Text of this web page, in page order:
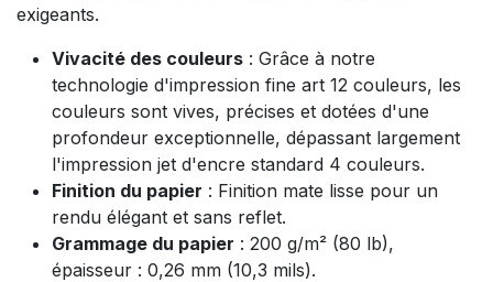
exigeants.
Vivacité des couleurs : Grâce à notre
technologie d'impression fine art 12 couleurs, les
couleurs sont vives, précises et dotées d'une
profondeur exceptionnelle, dépassant largement
l'impression jet d'encre standard 4 couleurs.
Finition du papier : Finition mate lisse pour un
rendu élégant et sans reflet.
Grammage du papier : 200 g/m² (80 lb),
épaisseur : 0,26 mm (10,3 mils).